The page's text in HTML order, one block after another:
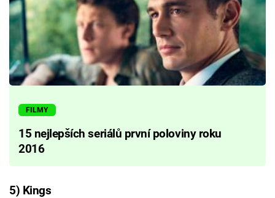
FILMY
15 nejlepších seriálů první poloviny roku
2016
5) Kings